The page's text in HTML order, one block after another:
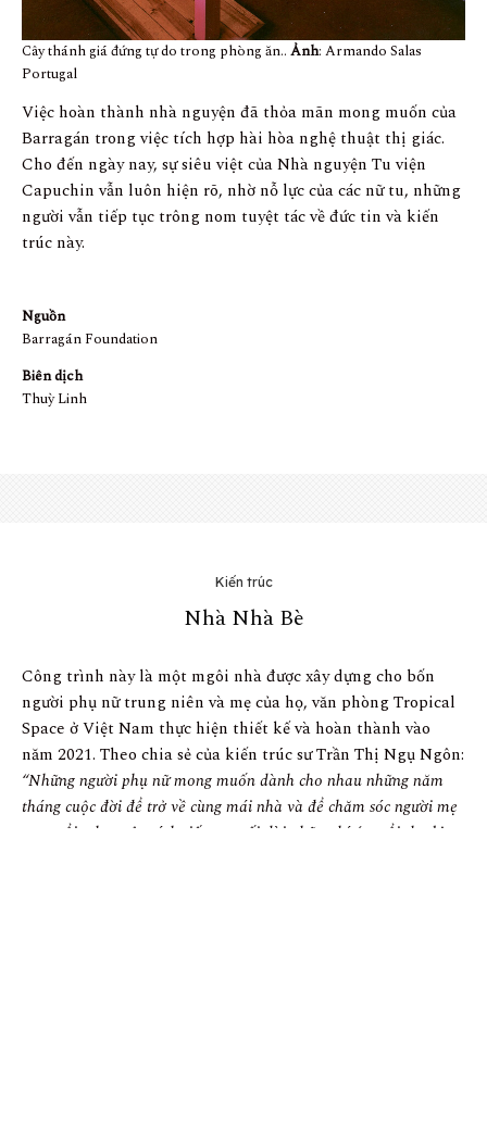
Cây thánh giá đứng tự do trong phòng ăn.. Ảnh: Armando Salas
Portugal
Việc hoàn thành nhà nguyện đã thỏa mãn mong muốn của
Barragán trong việc tích hợp hài hòa nghệ thuật thị giác.
Cho đến ngày nay, sự siêu việt của Nhà nguyện Tu viện
Capuchin vẫn luôn hiện rõ, nhờ nỗ lực của các nữ tu, những
người vẫn tiếp tục trông nom tuyệt tác về đức tin và kiến
trúc này.
Nguồn
Barragán Foundation
Biên dịch
Thuỳ Linh
Kiến trúc
Nhà Nhà Bè
Công trình này là một mgôi nhà được xây dựng cho bốn
người phụ nữ trung niên và mẹ của họ, văn phòng Tropical
Space ở Việt Nam thực hiện thiết kế và hoàn thành vào
năm 2021. Theo chia sẻ của kiến trúc sư Trần Thị Ngụ Ngôn:
“Những người phụ nữ mong muốn dành cho nhau những năm
tháng cuộc đời để trở về cùng mái nhà và để chăm sóc người mẹ
cao tuổi, như một cách tiếp tục nối dài những kí ức tuổi thơ bị